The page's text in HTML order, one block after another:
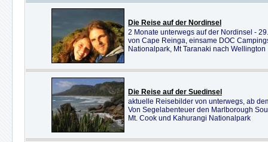
Die Reise auf der Nordinsel
2 Monate unterwegs auf der Nordinsel -
von Cape Reinga, einsame DOC
Nationalpark, Mt Taranaki nach Wellington
Die Reise auf der Suedinsel
aktuelle Reisebilder von unterwegs, ab
Von Segelabenteuer den Marlborough
Mt. Cook und Kahurangi Nationalpark